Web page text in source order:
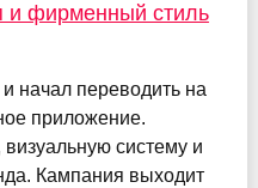
и фирменный стиль
начал переводить на
приложение.
систему и
Кампания выходит